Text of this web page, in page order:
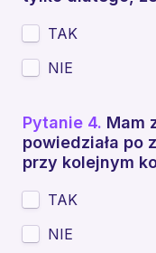
TAK
NIE
Pytanie 4. Mam
powiedziała po
przy kolejnym
TAK
NIE